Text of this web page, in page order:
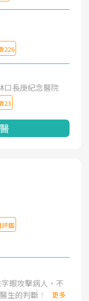
226
口長庚紀念醫院
23
評鑑
眼攻擊病人，不
生的判斷！
更多